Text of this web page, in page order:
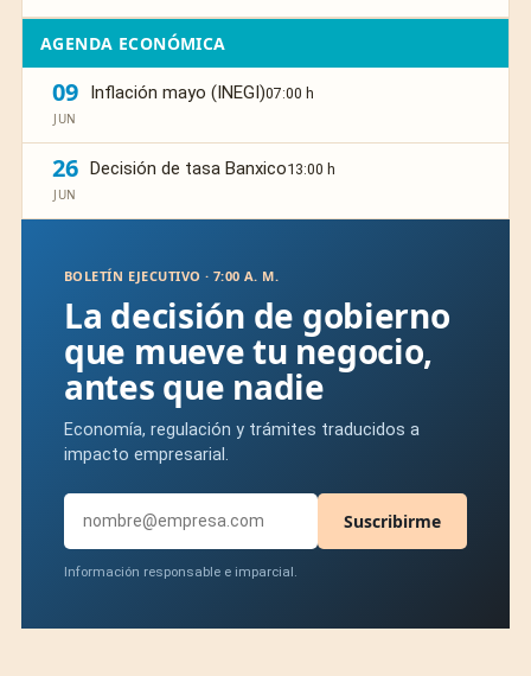
AGENDA ECONÓMICA
09
JUN
Inflación mayo (INEGI)07:00 h
26
JUN
Decisión de tasa Banxico13:00 h
BOLETÍN EJECUTIVO · 7:00 A. M.
La decisión de gobierno
que mueve tu negocio,
antes que nadie
Economía, regulación y trámites traducidos a
impacto empresarial.
Suscribirme
Información responsable e imparcial.